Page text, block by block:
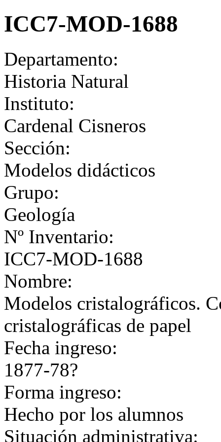
ICC7-MOD-1688
Departamento:
Historia Natural
Instituto:
Cardenal Cisneros
Sección:
Modelos didácticos
Grupo:
Geología
Nº Inventario:
ICC7-MOD-1688
Nombre:
Modelos cristalográficos.
cristalográficas de papel
Fecha ingreso:
1877-78?
Forma ingreso:
Hecho por los alumnos
Situación administrativa: